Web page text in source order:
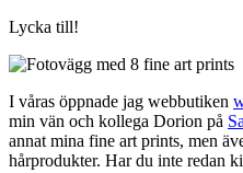
Lycka till!
I våras öppnade jag webbutiken
min vän och kollega Dorion på
annat mina fine art prints, men
hårprodukter. Har du inte redan